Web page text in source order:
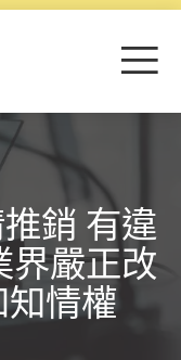
目
銷 有違
界嚴正改
情權